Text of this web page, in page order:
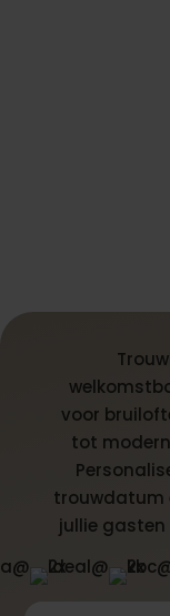
voor
tot
trouwdatum
jullie gasten